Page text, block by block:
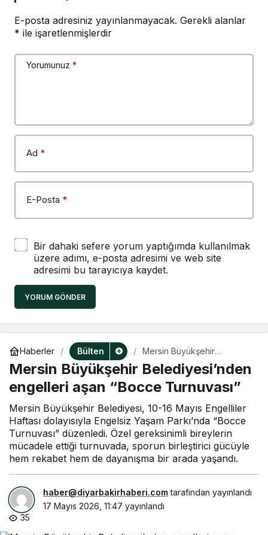
E-posta adresiniz yayınlanmayacak. Gerekli alanlar
* ile işaretlenmişlerdir
Yorumunuz *
Ad *
E-Posta *
Bir dahaki sefere yorum yaptığımda kullanılmak
üzere adımı, e-posta adresimi ve web site
adresimi bu tarayıcıya kaydet.
YORUM GÖNDER
Haberler Bülten
Mersin Büyükşehir
Belediyesi’nden engelleri
aşan “Bocce Turnuvası”
Mersin Büyükşehir Belediyesi’nden
engelleri aşan “Bocce Turnuvası”
Mersin Büyükşehir Belediyesi, 10-16 Mayıs Engelliler
Haftası dolayısıyla Engelsiz Yaşam Parkı’nda “Bocce
Turnuvası” düzenledi. Özel gereksinimli bireylerin
mücadele ettiği turnuvada, sporun birleştirici gücüyle
hem rekabet hem de dayanışma bir arada yaşandı.
haber@diyarbakirhaberi.comtarafından yayınlandı
17 Mayıs 2026, 11:47 yayınlandı
35